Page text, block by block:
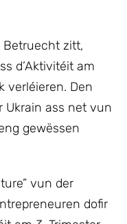
Betruecht zitt,
d’Aktivitéit am
verléieren. Den
Ukrain ass net vun
gewëssen
vun der
dofir